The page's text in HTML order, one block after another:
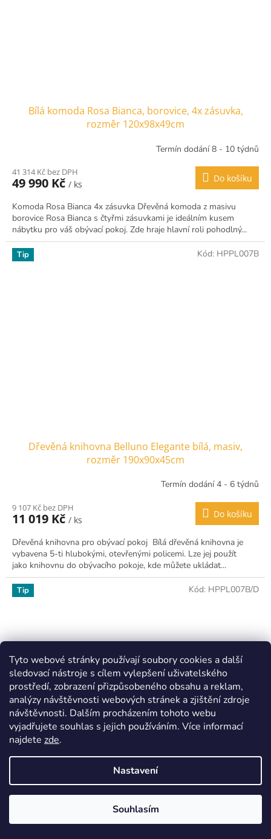
Tyto webové stránky používají soubory cookies a další
sledovací nástroje s cílem vylepšení uživatelského
prostředí, zobrazení přizpůsobeného obsahu a reklam,
analýzy návštěvnosti webových stránek a zjištění zdroje
návštěvnosti. Dalším procházením tohoto webu
vyjadřujete souhlas s jejich používáním. Více informací
najdete zde.
Nastavení
Souhlasím
Bílá komoda Rosa Bianca, borovice, 4x zásuvka,
rozměr 120x98x49cm
Termín dodání 8 - 10 týdnů
41 314 Kč bez DPH
49 990 Kč / ks
Do košíku
Komoda Rosa Bianca 4x zásuvka Dřevěná komoda z masivu
borovice Rosa Bianca s čtyřmi zásuvkami je ideálním kusem
nábytku pro váš obývací pokoj. Zde hraje hlavní roli pohodlný...
Tip
Dřevěná knihovna Belluno Elegante bílá, masiv,
rozměr 190x90x45cm
Termín dodání 4 - 6 týdnů
9 107 Kč bez DPH
11 019 Kč / ks
Do košíku
Dřevěná knihovna pro obývací pokoj Bílá dřevěná knihovna je
vybavena 5-ti hlubokými, otevřenými policemi. Lze jej použít
jako knihovnu do obývacího pokoje, kde můžete ukládat...
Kód: HPPL007B
Tip
Dřevěná knihovna Belluno Elegante bílá, medový dub,
masiv, rozměr 190x90x45cm
Kód: HPPL007B/D